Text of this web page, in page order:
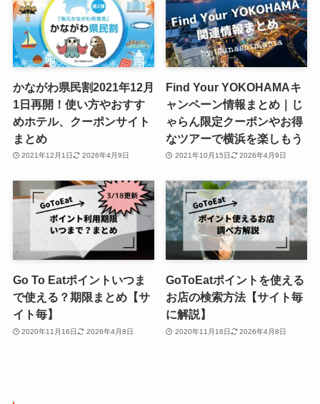
かながわ県民割2021年12月
1日再開！使い方やおすす
めホテル、クーポンサイト
まとめ
2021年12月1日 2026年4月9日
Find Your YOKOHAMAキ
ャンペーン情報まとめ｜じ
ゃらん限定クーポンやお得
なツアーで横浜を楽しもう
2021年10月15日 2026年4月9日
Go To Eatポイントいつま
で使える？期限まとめ【サ
イト毎】
2020年11月16日 2026年4月8日
GoToEatポイントを使える
お店の検索方法【サイト毎
に解説】
2020年11月16日 2026年4月8日